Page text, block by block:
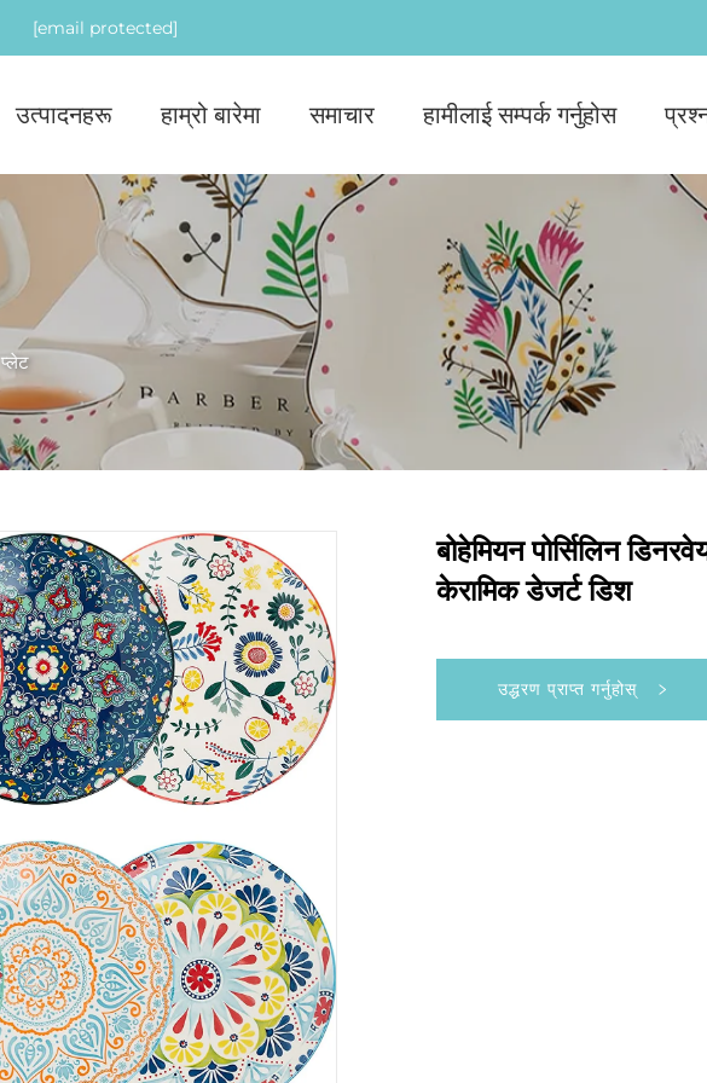
[email protected]
उत्पादनहरू हाम्रो बारेमा समाचार हामीलाई सम्पर्क गर्नुहोस
प्लेट
बोहेमियन पोर्सिलिन
केरामिक डेजर्ट डिश
उद्धरण प्राप्त गर्नुहोस्